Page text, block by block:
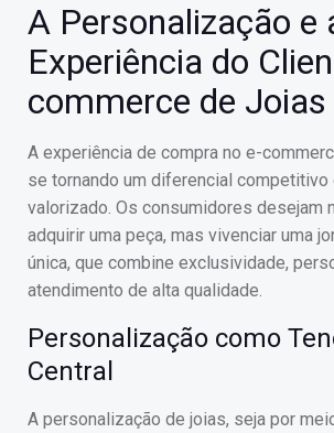
A Personalização e
Experiência do
commerce de Joias
A experiência de compra no e-
se tornando um diferencial competitivo
valorizado. Os consumidores desejam
adquirir uma peça, mas vivenciar uma
única, que combine exclusividade,
atendimento de alta qualidade.
Personalização como
Central
A personalização de joias, seja por